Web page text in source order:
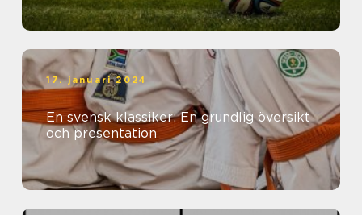
17. januari 2024
En svensk klassiker: En grundlig översikt
och presentation